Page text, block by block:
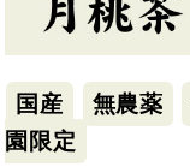
国産 無農薬
園限定